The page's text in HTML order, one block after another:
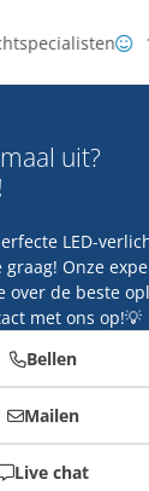
uit?
LED-
Onze
over de beste
met ons op!💡
Bellen
Mailen
Live chat